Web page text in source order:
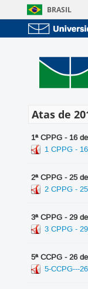
BRASIL
Atas de
1ª CPPG - 16
1 CPPG -
2ª CPPG - 25
2 CPPG -
3ª CPPG - 29
3 CPPG -
5ª CCPG - 26
5-CCPG---